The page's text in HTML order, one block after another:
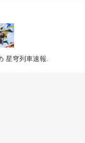
星穹列車速報.